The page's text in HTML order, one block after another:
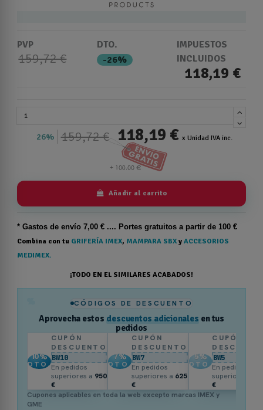
PVP
159,72 €
DTO.
-26%
IMPUESTOS
INCLUIDOS
118,19 €
26% 159,72 € 118,19 € x Unidad IVA inc.
Añadir al carrito
* Gastos de envío 7,00 € .... Portes gratuitos a partir de 100 €
Combina con tu GRIFERÍA IMEX, MAMPARA SBX y ACCESORIOS
MEDIMEX.
¡TODO EN EL SIMILARES ACABADOS!
CÓDIGOS DE DESCUENTO
Aprovecha estos descuentos adicionales en tus
pedidos
10%
DTO.
CUPÓN
DESCUENTO
BW10
En pedidos
superiores a 950
€
7%
DTO.
CUPÓN
DESCUENTO
BW7
En pedidos
superiores a 625
€
5%
DTO.
CUPÓN
BW5
En pedidos
superiores a
€
Cupones aplicables en toda la web excepto marcas IMEX y
GME